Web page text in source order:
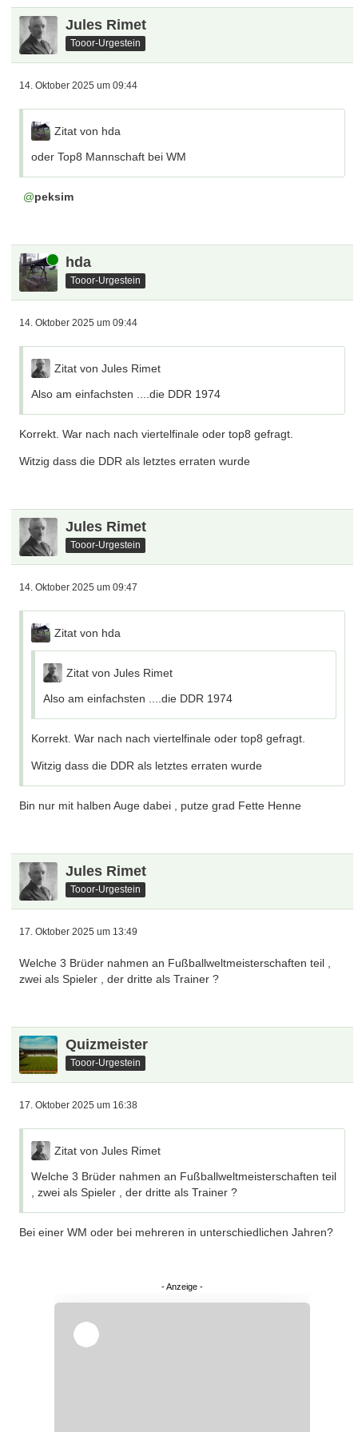
Jules Rimet
Tooor-Urgestein
14. Oktober 2025 um 09:44
Zitat von hda
oder Top8 Mannschaft bei WM
peksim
Online hda
Tooor-Urgestein
14. Oktober 2025 um 09:44
Zitat von Jules Rimet
Also am einfachsten ....die DDR 1974
Korrekt. War nach nach viertelfinale oder top8 gefragt.
Witzig dass die DDR als letztes erraten wurde
Jules Rimet
Tooor-Urgestein
14. Oktober 2025 um 09:47
Zitat von hda
Zitat von Jules Rimet
Also am einfachsten ....die DDR 1974
Korrekt. War nach nach viertelfinale oder top8 gefragt.
Witzig dass die DDR als letztes erraten wurde
Bin nur mit halben Auge dabei , putze grad Fette Henne
Jules Rimet
Tooor-Urgestein
17. Oktober 2025 um 13:49
Welche 3 Brüder nahmen an Fußballweltmeisterschaften teil ,
zwei als Spieler , der dritte als Trainer ?
Quizmeister
Tooor-Urgestein
17. Oktober 2025 um 16:38
Zitat von Jules Rimet
Welche 3 Brüder nahmen an Fußballweltmeisterschaften teil
, zwei als Spieler , der dritte als Trainer ?
Bei einer WM oder bei mehreren in unterschiedlichen Jahren?